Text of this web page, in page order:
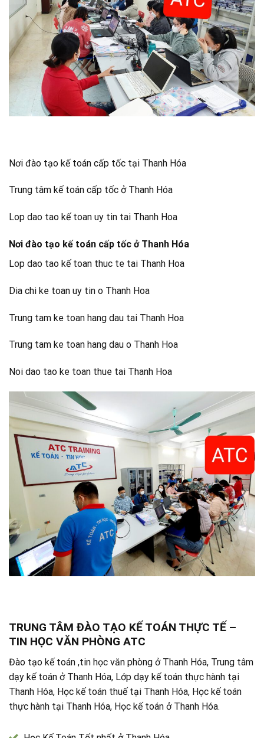
Nơi đào tạo kế toán cấp tốc tại Thanh Hóa
Trung tâm kế toán cấp tốc ở Thanh Hóa
Lop dao tao kế toan uy tin tai Thanh Hoa
Nơi đào tạo kế toán cấp tốc ở Thanh Hóa
Lop dao tao kế toan thuc te tai Thanh Hoa
Dia chi ke toan uy tin o Thanh Hoa
Trung tam ke toan hang dau tai Thanh Hoa
Trung tam ke toan hang dau o Thanh Hoa
Noi dao tao ke toan thue tai Thanh Hoa
TRUNG TÂM ĐÀO TẠO KẾ TOÁN THỰC TẾ –
TIN HỌC VĂN PHÒNG ATC
Đào tạo kế toán ,tin học văn phòng ở Thanh Hóa, Trung tâm
dạy kế toán ở Thanh Hóa, Lớp dạy kế toán thực hành tại
Thanh Hóa, Học kế toán thuế tại Thanh Hóa, Học kế toán
thực hành tại Thanh Hóa, Học kế toán ở Thanh Hóa.